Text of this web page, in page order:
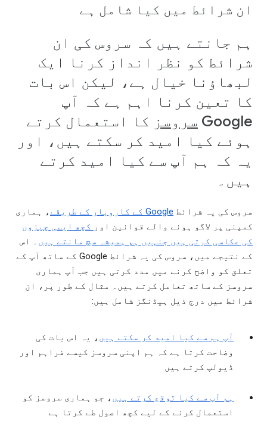
ان شرائط میں کیا شامل ہے
ہم جانتے ہیں کہ سروس کی ان
شرائط کو نظر انداز کرنا ایک
لبھاؤنا خیال ہے، لیکن اس بات
کا تعین کرنا اہم ہے کہ آپ
Google سروسز کا استعمال کرتے
ہوئے کیا امید کر سکتے ہیں، اور
یہ کہ ہم آپ سے کیا امید کرتے
ہیں۔
سروس کی یہ شرائط Google کے کاروبار کے طریقے
، ہماری
کمپنی پر لاگو ہونے والے قوانین اور کچھ ایسی چیزوں
کی عکاسی کرتی ہیں جنہیں ہم ہمیشہ سچ مانتے ہیں ۔ اس
کے نتیجے میں، سروس کی یہ شرائط Google کے ساتھ آپ کے
تعلق کو واضح کرنے میں مدد کرتی ہیں جب آپ ہماری
سروسز کے ساتھ تعامل کرتے ہیں۔ مثال کے طور پر، ان
شرائط میں درج ذیل ہیڈنگز شامل ہیں:
آپ ہم سے کیا امید کر سکتے ہیں ، یہ اس بات کی
وضاحت کرتا ہے کہ ہم اپنی سروسز کیسے فراہم اور
ڈیولپ کرتے ہیں
ہم آپ سے کیا توقع کرتے ہیں ، جو ہماری سروسز کو
استعمال کرنے کے لیے کچھ اصول طے کرتا ہے